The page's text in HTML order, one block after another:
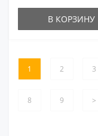
В КОРЗИНУ
1 2 3
8 9 >